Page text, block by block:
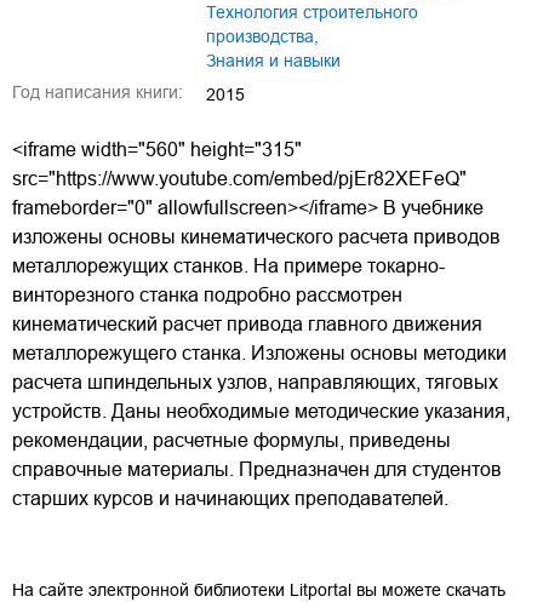
технология строительного
производства
знания и навыки
Год написания книги:
2015
<iframe width="560" height="315"
src="https://www.youtube.com/embed/pjEr82XEFeQ"
frameborder="0" allowfullscreen></iframe> В учебнике
изложены основы кинематического расчета приводов
металлорежущих станков. На примере токарно-
винторезного станка подробно рассмотрен
кинематический расчет привода главного движения
металлорежущего станка. Изложены основы методики
расчета шпиндельных узлов, направляющих, тяговых
устройств. Даны необходимые методические указания,
рекомендации, расчетные формулы, приведены
справочные материалы. Предназначен для студентов
старших курсов и начинающих преподавателей.
На сайте электронной библиотеки Litportal вы можете скачать